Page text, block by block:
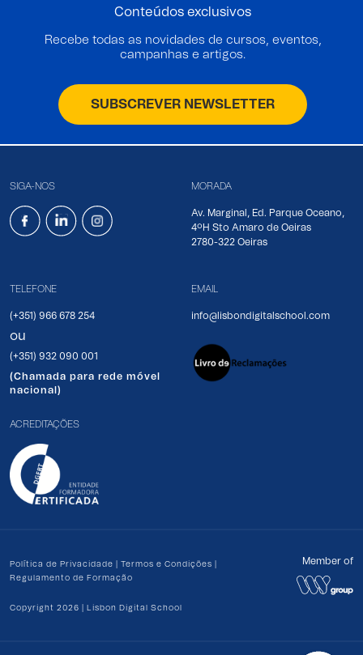
Conteúdos exclusivos
Recebe todas as novidades de cursos, eventos,
campanhas e artigos.
SUBSCREVER NEWSLETTER
SIGA-NOS MORADA
Av. Marginal, Ed. Parque Oceano,
4ºH Sto Amaro de Oeiras
2780-322 Oeiras
TELEFONE
(+351) 966 678 254
ou
(+351) 932 090 001
(Chamada para rede móvel
nacional)
EMAIL
info@lisbondigitalschool.com
ACREDITAÇÕES
Política de Privacidade Termos e Condições
Regulamento de Formação
Copyright 2026 | Lisbon Digital School
Member of